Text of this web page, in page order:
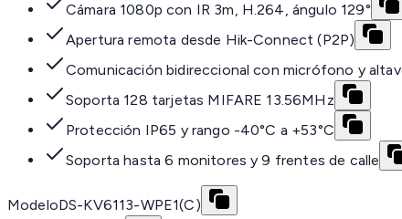
Cámara 1080p con IR 3m, H.264, ángulo 129°
Apertura remota desde Hik-Connect (P2P)
Comunicación bidireccional con micrófono y
Soporta 128 tarjetas MIFARE 13.56MHz
Protección IP65 y rango -40°C a +53°C
Soporta hasta 6 monitores y 9 frentes de calle
ModeloDS-KV6113-WPE1(C)